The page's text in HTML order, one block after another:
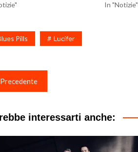
In "Notizie"
Pills Lucifer
Precedente
interessarti anche: